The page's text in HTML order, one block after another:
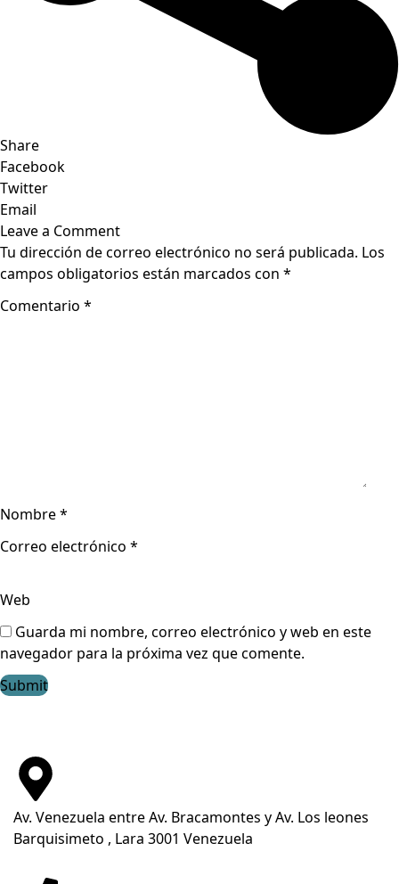
Share
Facebook
Twitter
Email
Leave a Comment
Tu dirección de correo electrónico no será publicada. Los
campos obligatorios están marcados con *
Comentario *
Nombre*
Correo electrónico *
Web
Guarda mi nombre, correo electrónico y web en este
navegador para la próxima vez que comente.
Av. Venezuela entre Av. Bracamontes y Av. Los leones
Barquisimeto , Lara 3001 Venezuela